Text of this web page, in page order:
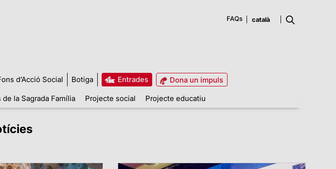
FAQs
d’Acció Social Botiga Entrades
Dona un impuls
de la Sagrada Família Projecte social Projecte educatiu